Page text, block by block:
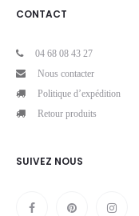
CONTACT
04 68 08 43 27
Nous contacter
Politique d’expédition
Retour produits
SUIVEZ NOUS